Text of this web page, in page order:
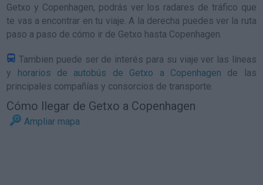
Getxo y Copenhagen, podrás ver los radares de tráfico que
te vas a encontrar en tu viaje. A la derecha puedes ver la ruta
paso a paso de cómo ir de Getxo hasta Copenhagen.
Tambien puede ser de interés para su viaje ver las líneas
y horarios de autobús de Getxo a Copenhagen de las
principales compañías y consorcios de transporte.
Cómo llegar de Getxo a Copenhagen
Ampliar mapa